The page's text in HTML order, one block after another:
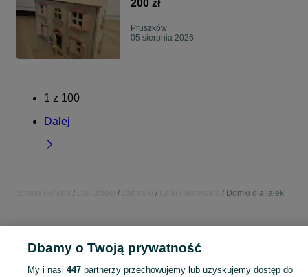
200 zł
Pruszków
05 sierpnia 2026
1 z 100
Dalej
Domki dla lalek
KATEGORIA
Dbamy o Twoją prywatność
My i nasi 447partnerzy przechowujemy lub uzyskujemy dostęp do